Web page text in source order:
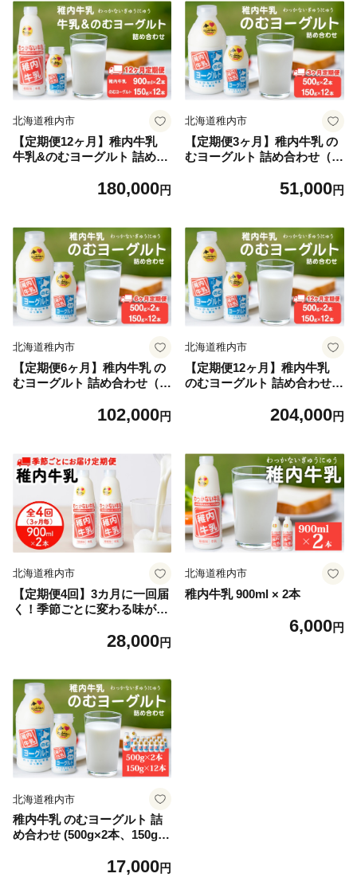
北海道稚内市
【定期便12ヶ月】稚内牛乳
牛乳&のむヨーグルト 詰め合
180,000円
北海道稚内市
【定期便3ヶ月】稚内牛乳 の
むヨーグルト 詰め合わせ（5
51,000円
北海道稚内市
【定期便6ヶ月】稚内牛乳 の
むヨーグルト 詰め合わせ（5
102,000円
北海道稚内市
【定期便12ヶ月】稚内牛乳
のむヨーグルト 詰め合わせ
204,000円
北海道稚内市
【定期便4回】3カ月に一回届
く！季節ごとに変わる味が楽
28,000円
北海道稚内市
稚内牛乳 900ml × 2本
6,000円
北海道稚内市
稚内牛乳 のむヨーグルト 詰
め合わせ (500g×2本、150g×1
17,000円